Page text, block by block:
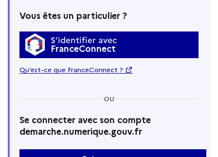
Vous êtes un particulier ?
S’identifier avec
FranceConnect
Qu’est-ce que FranceConnect ?
OU
Se connecter avec son compte
demarche.numerique.gouv.fr